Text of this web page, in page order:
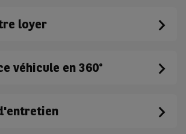
loyer
véhicule en 360°